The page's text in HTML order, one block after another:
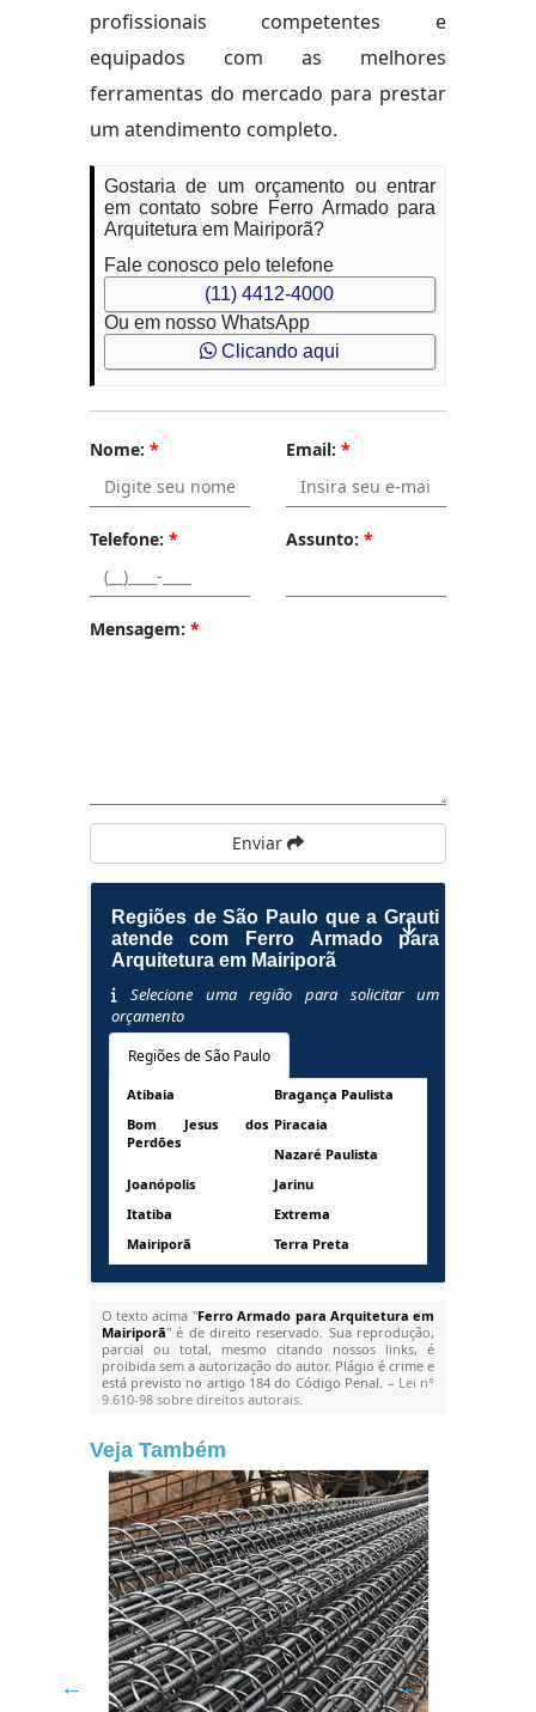
profissionais competentes e
equipados com as melhores
ferramentas do mercado para prestar
um atendimento completo.
Gostaria de um orçamento ou entrar
em contato sobre Ferro Armado para
Arquitetura em Mairiporã?
Fale conosco pelo telefone
(11) 4412-4000
Ou em nosso WhatsApp
Clicando aqui
Nome: * Email: *
Telefone: * Assunto: *
Mensagem: *
Enviar
Regiões de São Paulo que a Grauti
atende com Ferro Armado para
Arquitetura em Mairiporã
Selecione uma região para solicitar um
orçamento
Regiões de São Paulo
Atibaia
Bragança Paulista
Bom Jesus dos
Perdões
Piracaia
Nazaré Paulista
Joanópolis
Jarinu
Itatiba
Extrema
Mairiporã
Terra Preta
O texto acima "Ferro Armado para Arquitetura em
Mairiporã" é de direito reservado. Sua reprodução,
parcial ou total, mesmo citando nossos links, é
proibida sem a autorização do autor. Plágio é crime e
está previsto no artigo 184 do Código Penal. – Lei n°
9.610-98 sobre direitos autorais.
Veja Também